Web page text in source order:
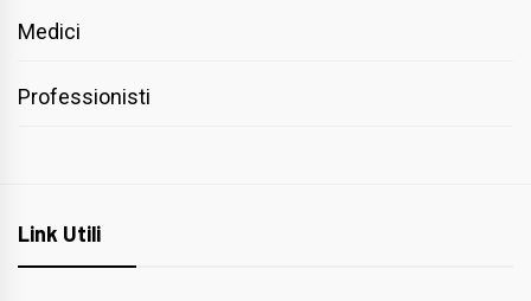
Medici
Professionisti
Link Utili